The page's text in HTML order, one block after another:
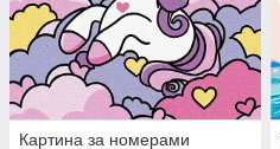
Картина за номерами